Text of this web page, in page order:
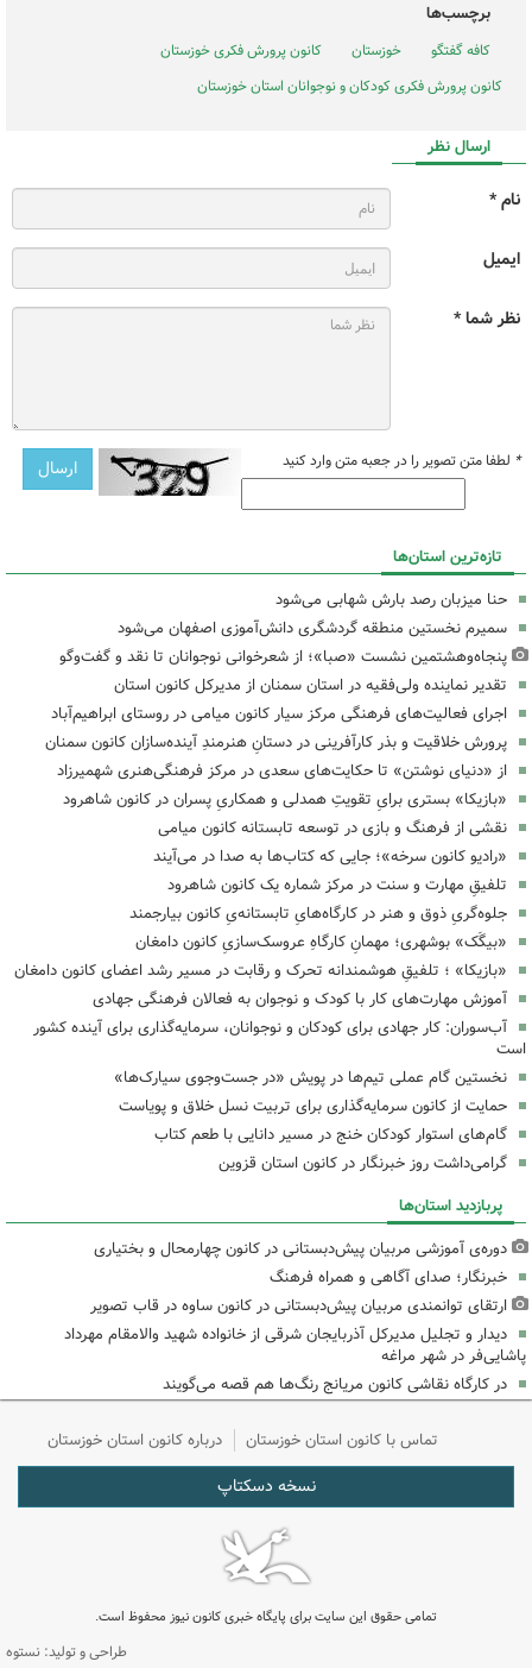
برچسب‌ها
کافه گفتگو خوزستان
کانون پرورش فکری خوزستان
کانون پرورش فکری کودکان و نوجوانان استان خوزستان
ارسال نظر
نام *
ایمیل
نظر شما *
* لطفا متن تصویر را در جعبه متن وارد کنید
تازه‌ترین استان‌ها
حنا میزبان رصد بارش شهابی می‌شود
سمیرم نخستین منطقه گردشگری دانش‌آموزی اصفهان می‌شود
پنجاه‌وهشتمین نشست «صبا»؛ از شعرخوانی نوجوانان تا نقد و گفت‌وگو
تقدیر نماینده ولی‌فقیه در استان سمنان از مدیرکل کانون استان
اجرای فعالیت‌های فرهنگی مرکز سیار کانون میامی در روستای ابراهیم‌آباد
پرورش خلاقیت و بذر کارآفرینی در دستانِ هنرمندِ آینده‌سازان کانون سمنان
از «دنیای نوشتن» تا حکایت‌های سعدی در مرکز فرهنگی‌هنری شهمیرزاد
«بازیکا» بستری برایِ تقویتِ همدلی و همکاریِ پسران در کانون شاهرود
نقشی از فرهنگ و بازی در توسعه تابستانه کانون میامی
«رادیو کانون سرخه»؛ جایی که کتاب‌ها به صدا در می‌آیند
تلفیقِ مهارت و سنت در مرکز شماره یک کانون شاهرود
جلوه‌گریِ ذوق و هنر در کارگاه‌هایِ تابستانه‌یِ کانون بیارجمند
«بیگَک» بوشهری؛ مهمانِ کارگاهِ عروسک‌سازیِ کانون دامغان
«بازیکا» ؛ تلفیقِ هوشمندانه تحرک و رقابت در مسیر رشد اعضای کانون دامغان
آموزش مهارت‌های کار با کودک و نوجوان به فعالان فرهنگی جهادی
آب‌سوران: کار جهادی برای کودکان و نوجوانان، سرمایه‌گذاری برای آینده کشور
است
نخستین گام عملی تیم‌ها در پویش «در جست‌وجوی سیارک‌ها»
حمایت از کانون سرمایه‌گذاری برای تربیت نسل خلاق و پویاست
گام‌های استوار کودکان خنج در مسیر دانایی با طعم کتاب
گرامی‌داشت روز خبرنگار در کانون استان قزوین
پربازدید استان‌ها
دوره‌ی آموزشی مربیان پیش‌دبستانی در کانون چهارمحال و بختیاری
خبرنگار؛ صدای آگاهی و همراه فرهنگ
ارتقای توانمندی مربیان پیش‌دبستانی در کانون ساوه در قاب تصویر
دیدار و تجلیل مدیرکل آذربایجان شرقی از خانواده شهید والامقام مهرداد
پاشایی‌فر در شهر مراغه
در کارگاه نقاشی کانون مریانج رنگ‌ها هم قصه می‌گویند
تماس با کانون استان خوزستان درباره کانون استان خوزستان
نسخه دسکتاپ
تمامی حقوق این سایت برای پایگاه خبری کانون نیوز محفوظ است.
طراحی و تولید: نستوه